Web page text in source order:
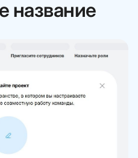
название